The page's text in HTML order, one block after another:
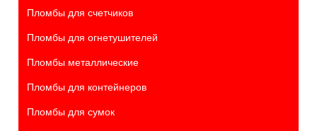
Пломбы для счетчиков
Пломбы для огнетушителей
Пломбы металлические
Пломбы для контейнеров
Пломбы для сумок